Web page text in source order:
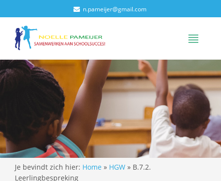
n.pameijer@gmail.com
Je bevindt zich hier: Home » HGW » B.7.2.
Leerlingbespreking